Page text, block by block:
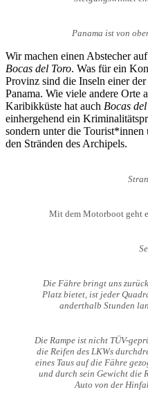
Panama ist von
Wir machen einen Abstecher
Bocas del Toro. Was für ein
Provinz sind die Inseln einer
Panama. Wie viele andere Orte
Karibikküste hat auch Bocas
einhergehend ein
sondern unter die Tourist*innen
den Stränden des Archipels.
Mit dem Motorboot geht
Die Fähre bringt uns
Platz bietet, ist jeder
anderthalb Stunden
Die Rampe ist nicht TÜV-
die Reifen des LKWs
eines Taus auf die Fähre
und durch sein Gewicht die
Auto von der